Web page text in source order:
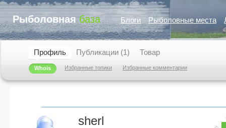
Рыболовная база Блоги Рыболовные места
Профиль
Whois Избранные топики Избранные комментарии
Публикации (1) Товар
sherl